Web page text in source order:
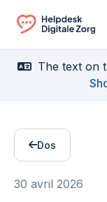
Ga naar de
The text on
Dos
30 avril 2026